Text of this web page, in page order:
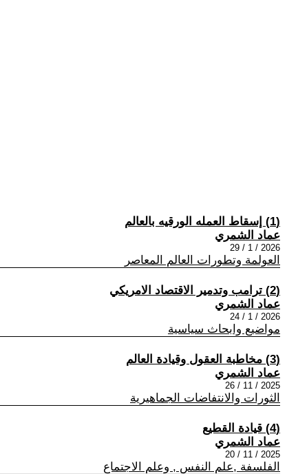
(1) إسقاط العمله الورقيه بالعالم
عماد الشمري
2026 / 1 / 29
العولمة وتطورات العالم المعاصر
(2) ترامب وتدمير الاقتصاد الامريكي
عماد الشمري
2026 / 1 / 24
مواضيع وابحاث سياسية
(3) مخاطبة العقول وقيادة العالم
عماد الشمري
2025 / 11 / 26
الثورات والانتفاضات الجماهيرية
(4) قيادة القطيع
عماد الشمري
2025 / 11 / 20
الفلسفة ,علم النفس , وعلم الاجتماع